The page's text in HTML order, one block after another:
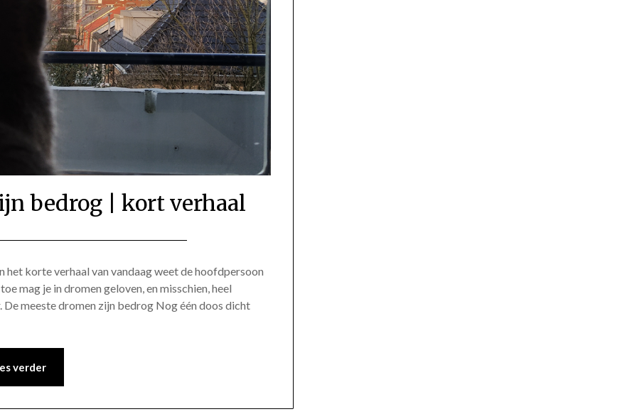
bedrog | kort verhaal
op
11
januari
Gerinda
korte verhaal van vandaag weet de hoofdpersoon
mag je in dromen geloven, en misschien, heel
De meeste dromen zijn bedrog Nog één doos dicht
verder